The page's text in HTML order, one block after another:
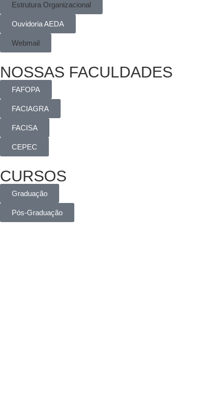
Estrutura Organizacional
Ouvidoria AEDA
Webmail
NOSSAS FACULDADES
FAFOPA
FACIAGRA
FACISA
CEPEC
CURSOS
Graduação
Pós-Graduação